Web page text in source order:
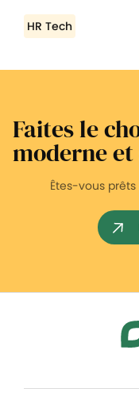
HR Tech
Faites le
moderne
Êtes-vous prêts